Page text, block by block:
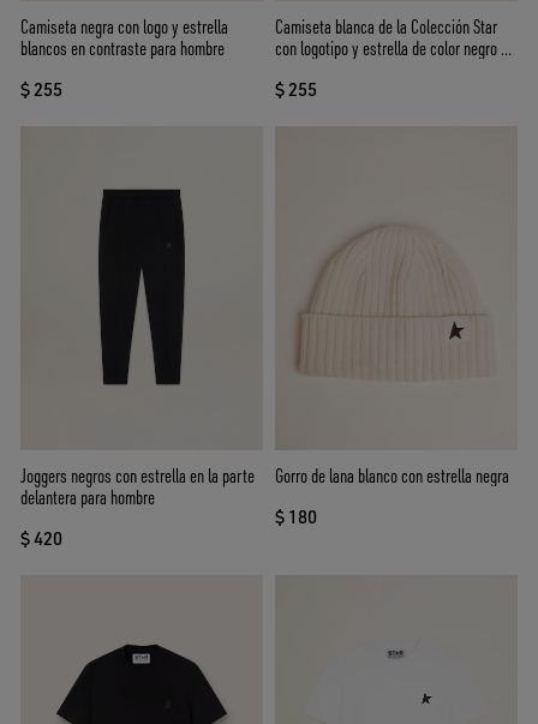
Camiseta negra con logo y estrella
blancos en contraste para hombre
$ 255
Camiseta blanca de la Colección Star
con logotipo y estrella de color negro en
$ 255
Joggers negros con estrella en la parte
delantera para hombre
$ 420
Gorro de lana blanco con estrella negra
$ 180